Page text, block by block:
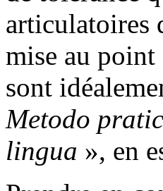
articulatoires
mise au point
sont
Metodo
lingua », en